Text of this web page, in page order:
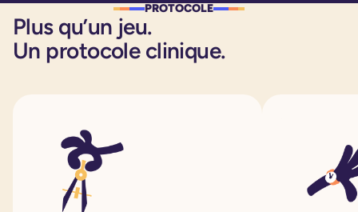
PROTOCOLE
Plus qu’un jeu.
Un protocole clinique.